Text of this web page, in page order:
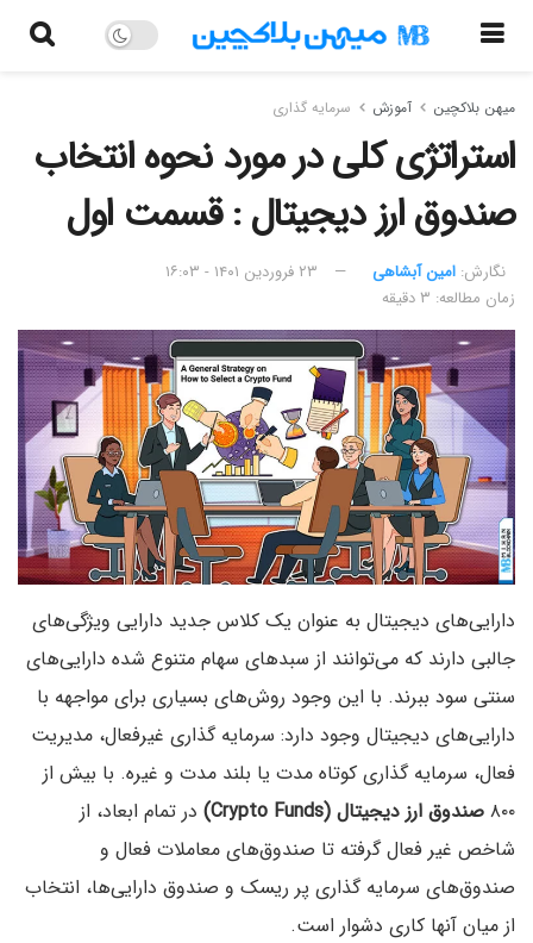
میهن بلاکچین آموزش سرمایه گذاری
استراتژی کلی در مورد نحوه انتخاب
صندوق ارز دیجیتال : قسمت اول
نگارش:‌ امین آبشاهی
۲۳ فروردین ۱۴۰۱ - ۱۶:۰۳
زمان مطالعه: ۳ دقیقه
دارایی‌های دیجیتال به عنوان یک کلاس جدید دارایی ویژگی‌های
جالبی دارند که می‌توانند از سبدهای سهام متنوع شده دارایی‌های
سنتی سود ببرند. با این وجود روش‌های بسیاری برای مواجهه با
دارایی‌های دیجیتال وجود دارد: سرمایه گذاری غیرفعال، مدیریت
فعال، سرمایه گذاری کوتاه مدت یا بلند مدت و غیره. با بیش از
۸۰۰ صندوق ارز دیجیتال (Crypto Funds)
در تمام ابعاد، از
شاخص غیر فعال گرفته تا صندوق‌های معاملات فعال و
صندوق‌های سرمایه گذاری پر ریسک و صندوق دارایی‌ها، انتخاب
از میان آنها کاری دشوار است.